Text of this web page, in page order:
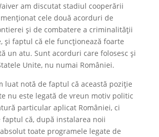
am discutat stadiul cooperării
cele două acorduri de
și de combatere a criminalității
și faptul că ele funcționează foarte
un atu. Sunt acorduri care folosesc și
Unite, nu numai României.
luat notă de faptul că această poziție
nu este legată de vreun motiv politic
particular aplicat României, ci
faptul că, după instalarea noii
toate programele legate de